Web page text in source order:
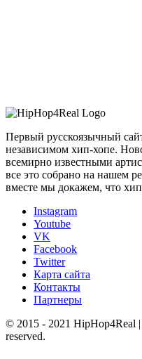
Первый русскоязычный
независимом хип-хопе.
всемирно известными
все это собрано на нашем
вместе мы докажем, что
Instagram
Youtube
VK
Facebook
Twitter
Карта сайта
Контакты
Партнеры
© 2015 - 2021 HipHop4Real
reserved.